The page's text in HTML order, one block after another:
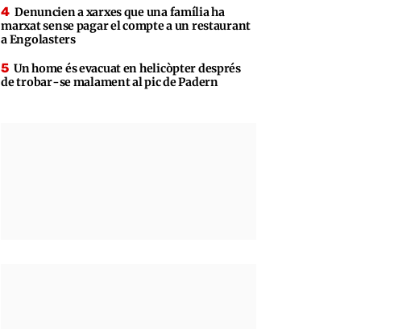
Denuncien a xarxes que una família ha
marxat sense pagar el compte a un restaurant
a Engolasters
Un home és evacuat en helicòpter després
de trobar-se malament al pic de Padern